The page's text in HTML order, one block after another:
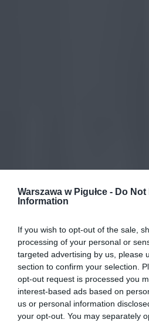
Warszawa w Pigułce - Do
Information
If you wish to opt-out of the sale,
processing of your personal or
targeted advertising by us, please
section to confirm your selection.
opt-out request is processed you
interest-based ads based on
us or personal information
your opt-out. You may separately